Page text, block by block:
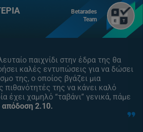
Betarades
Team
παιχνίδι στην έδρα της θα
καλές εντυπώσεις για να δώσει
της, ο οποίος βγάζει μια
πιθανότητές της να κάνει καλό
έχει χαμηλό “ταβάνι” γενικά, πάμε
απόδοση 2.10.